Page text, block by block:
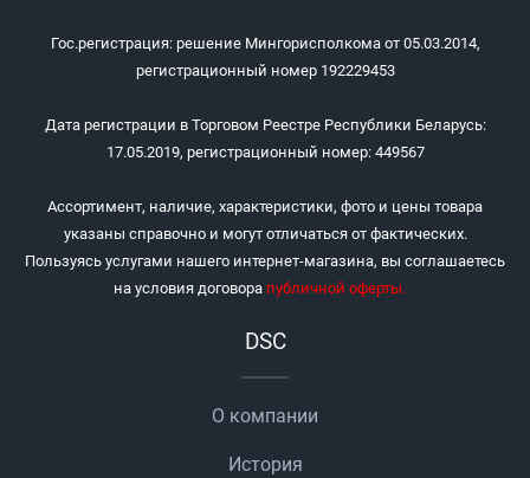
Гос.регистрация: решение Мингорисполкома от 05.03.2014,
регистрационный номер 192229453
Дата регистрации в Торговом Реестре Республики Беларусь:
17.05.2019, регистрационный номер: 449567
Ассортимент, наличие, характеристики, фото и цены товара
указаны справочно и могут отличаться от фактических.
Пользуясь услугами нашего интернет-магазина, вы соглашаетесь
на условия договора публичной оферты.
DSC
О компании
История